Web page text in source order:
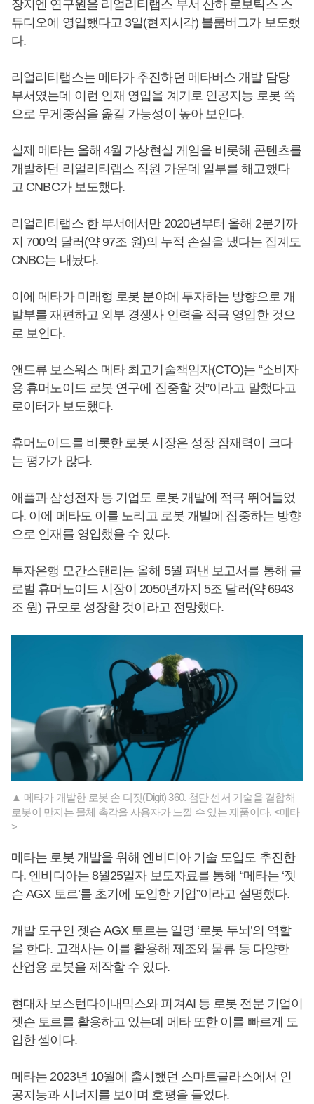
장지엔 연구원을 리얼리티랩스 부서 산하 로보틱스 스
튜디오에 영입했다고 3일(현지시각) 블룸버그가 보도했
다.
리얼리티랩스는 메타가 추진하던 메타버스 개발 담당
부서였는데 이런 인재 영입을 계기로 인공지능 로봇 쪽
으로 무게중심을 옮길 가능성이 높아 보인다.
실제 메타는 올해 4월 가상현실 게임을 비롯해 콘텐츠를
개발하던 리얼리티랩스 직원 가운데 일부를 해고했다
고 CNBC가 보도했다.
리얼리티랩스 한 부서에서만 2020년부터 올해 2분기까
지 700억 달러(약 97조 원)의 누적 손실을 냈다는 집계도
CNBC는 내놨다.
이에 메타가 미래형 로봇 분야에 투자하는 방향으로 개
발부를 재편하고 외부 경쟁사 인력을 적극 영입한 것으
로 보인다.
앤드류 보스워스 메타 최고기술책임자(CTO)는 “소비자
용 휴머노이드 로봇 연구에 집중할 것”이라고 말했다고
로이터가 보도했다.
휴머노이드를 비롯한 로봇 시장은 성장 잠재력이 크다
는 평가가 많다.
애플과 삼성전자 등 기업도 로봇 개발에 적극 뛰어들었
다. 이에 메타도 이를 노리고 로봇 개발에 집중하는 방향
으로 인재를 영입했을 수 있다.
투자은행 모간스탠리는 올해 5월 펴낸 보고서를 통해 글
로벌 휴머노이드 시장이 2050년까지 5조 달러(약 6943
조 원) 규모로 성장할 것이라고 전망했다.
▲ 메타가 개발한 로봇 손 디짓(Digit) 360. 첨단 센서 기술을 결합해
로봇이 만지는 물체 촉각을 사용자가 느낄 수 있는 제품이다. <메타
>
메타는 로봇 개발을 위해 엔비디아 기술 도입도 추진한
다. 엔비디아는 8월25일자 보도자료를 통해 “메타는 ‘젯
슨 AGX 토르’를 초기에 도입한 기업”이라고 설명했다.
개발 도구인 젯슨 AGX 토르는 일명 ‘로봇 두뇌’의 역할
을 한다. 고객사는 이를 활용해 제조와 물류 등 다양한
산업용 로봇을 제작할 수 있다.
현대차 보스턴다이내믹스와 피겨AI 등 로봇 전문 기업이
젯슨 토르를 활용하고 있는데 메타 또한 이를 빠르게 도
입한 셈이다.
메타는 2023년 10월에 출시했던 스마트글라스에서 인
공지능과 시너지를 보이며 호평을 들었다.